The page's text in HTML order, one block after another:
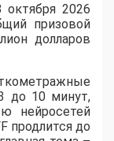
2026
призовой
долларов
до 10 минут,
нейросетей
продлится до